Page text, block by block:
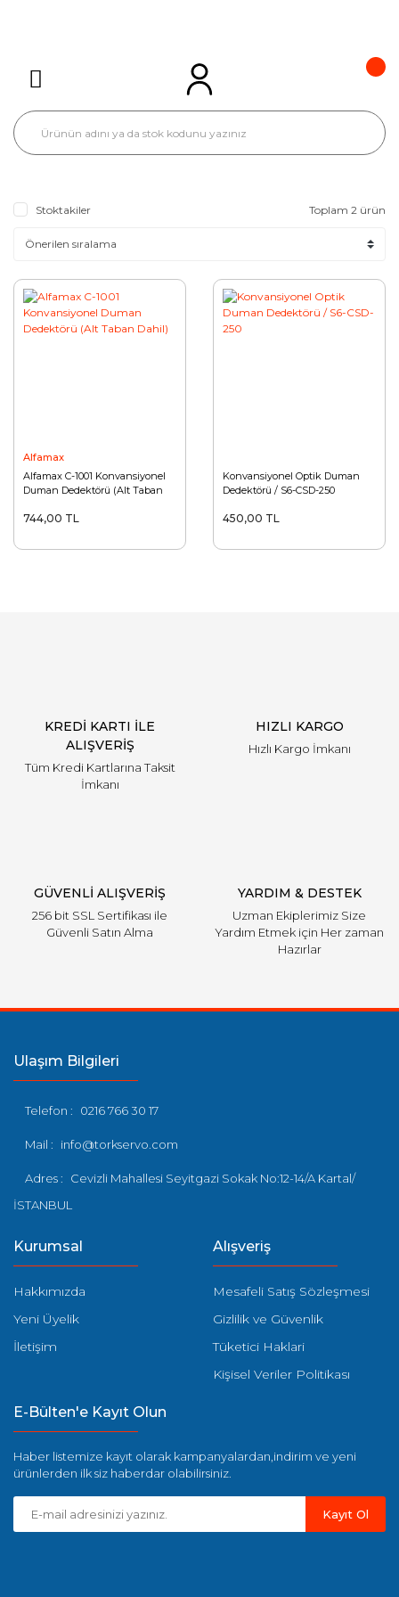
Stoktakiler Toplam 2 ürün
Alfamax
Alfamax C-1001 Konvansiyonel
Duman Dedektörü (Alt Taban
744,00 TL
Konvansiyonel Optik Duman
Dedektörü / S6-CSD-250
450,00 TL
KREDİ KARTI İLE
ALIŞVERİŞ
Tüm Kredi Kartlarına Taksit
İmkanı
HIZLI KARGO
Hızlı Kargo İmkanı
GÜVENLİ ALIŞVERİŞ
256 bit SSL Sertifikası ile
Güvenli Satın Alma
YARDIM & DESTEK
Uzman Ekiplerimiz Size
Yardım Etmek için Her zaman
Hazırlar
Ulaşım Bilgileri
Telefon : 0216 766 30 17
Mail : info@torkservo.com
Adres :
Cevizli Mahallesi Seyitgazi Sokak No:12-14/A Kartal/
İSTANBUL
Kurumsal
Hakkımızda
Yeni Üyelik
İletişim
Alışveriş
Mesafeli Satış Sözleşmesi
Gizlilik ve Güvenlik
Tüketici Haklari
Kişisel Veriler Politikası
E-Bülten'e Kayıt Olun
Haber listemize kayıt olarak kampanyalardan,indirim ve yeni
ürünlerden ilk siz haberdar olabilirsiniz.
Kayıt Ol